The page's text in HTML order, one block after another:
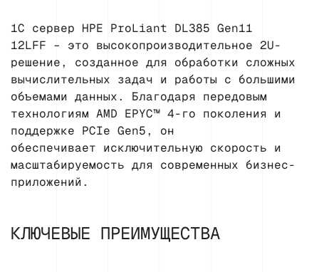
1С сервер HPE ProLiant DL385 Gen11
12LFF – это высокопроизводительное 2U-
решение, созданное для обработки сложных
вычислительных задач и работы с большими
объемами данных. Благодаря передовым
технологиям AMD EPYC™ 4-го поколения и
поддержке PCIe Gen5, он
обеспечивает исключительную скорость и
масштабируемость для современных бизнес-
приложений.
КЛЮЧЕВЫЕ ПРЕИМУЩЕСТВА